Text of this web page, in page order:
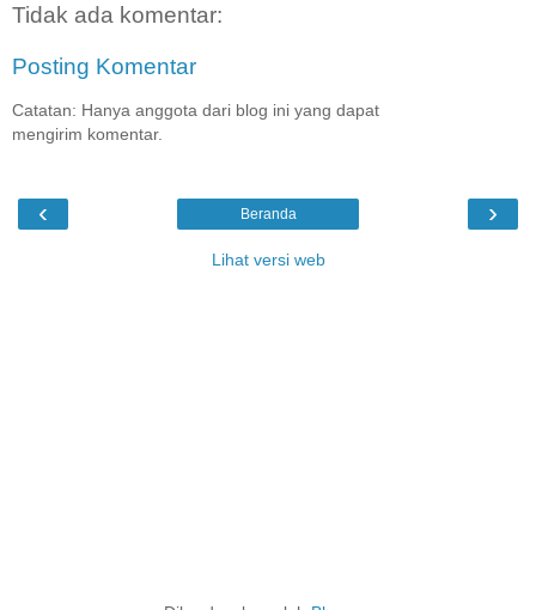
Tidak ada komentar:
Posting Komentar
Catatan: Hanya anggota dari blog ini yang dapat
mengirim komentar.
‹ ›
Beranda
Lihat versi web